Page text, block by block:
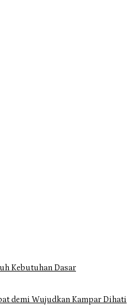
Kebutuhan Dasar
demi Wujudkan Kampar Dihati